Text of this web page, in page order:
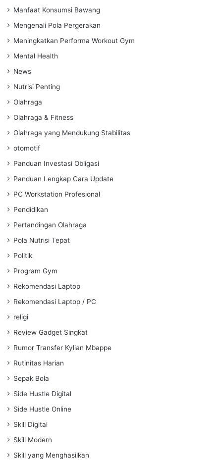
Manfaat Konsumsi Bawang
Mengenali Pola Pergerakan
Meningkatkan Performa Workout Gym
Mental Health
News
Nutrisi Penting
Olahraga
Olahraga & Fitness
Olahraga yang Mendukung Stabilitas
otomotif
Panduan Investasi Obligasi
Panduan Lengkap Cara Update
PC Workstation Profesional
Pendidikan
Pertandingan Olahraga
Pola Nutrisi Tepat
Politik
Program Gym
Rekomendasi Laptop
Rekomendasi Laptop / PC
religi
Review Gadget Singkat
Rumor Transfer Kylian Mbappe
Rutinitas Harian
Sepak Bola
Side Hustle Digital
Side Hustle Online
Skill Digital
Skill Modern
Skill yang Menghasilkan